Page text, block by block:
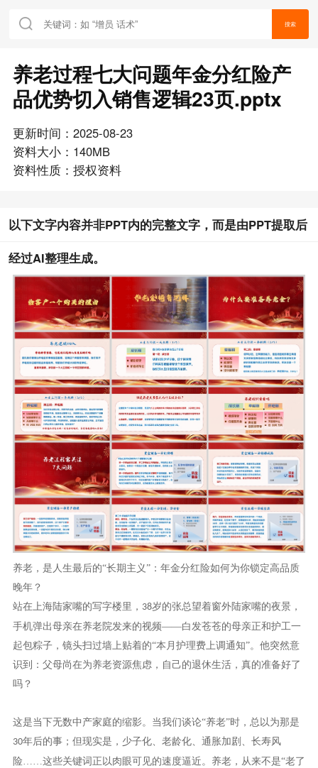
搜索
养老过程七大问题年金分红险产
品优势切入销售逻辑23页.pptx
更新时间：2025-08-23
资料大小：140MB
资料性质：授权资料
以下文字内容并非PPT内的完整文字，而是由PPT提取后
经过AI整理生成。
养老，是人生最后的“长期主义”：年金分红险如何为你锁定高品质
晚年？
站在上海陆家嘴的写字楼里， 38岁的张总望着窗外陆家嘴的夜景，
手机弹出母亲在养老院发来的视频——白发苍苍的母亲正和护工一
起包粽子，镜头扫过墙上贴着的“本月护理费上调通知”。他突然意
识到：父母尚在为养老资源焦虑，自己的退休生活，真的准备好了
吗？
这是当下无数中产家庭的缩影。当我们谈论“养老”时，总以为那是
30年后的事；但现实是，少子化、老龄化、通胀加剧、长寿风
险……这些关键词正以肉眼可见的速度逼近。养老，从来不是“老了